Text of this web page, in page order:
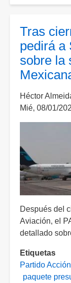
Tren
Maya
y
de
Tras
pedirá a
sobre la
Héctor
Mié, 08/01/
Después del
Aviación, el
detallado
Etiquetas
Partido
paquete